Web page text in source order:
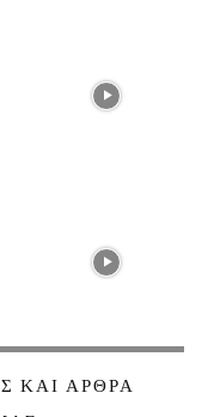
ΚΑΙ ΆΡΘΡΑ